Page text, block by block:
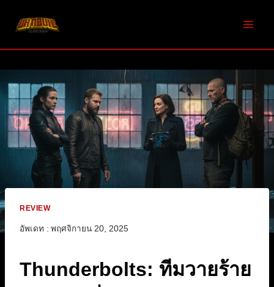
REVIEW
อัพเดท : พฤศจิกายน 20, 2025
Thunderbolts: ทีมวายร้าย